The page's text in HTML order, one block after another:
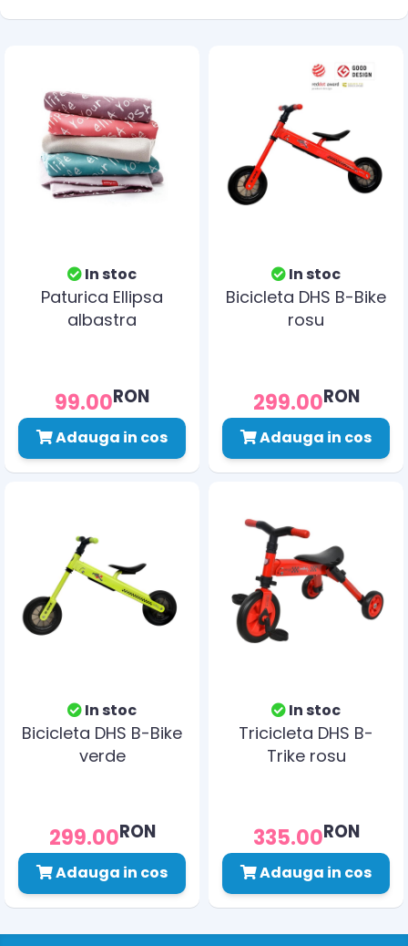
In stoc
Paturica Ellipsa
albastra
99.00RON
Adauga in cos
In stoc
Bicicleta DHS B-Bike
rosu
299.00RON
Adauga in cos
In stoc
Bicicleta DHS B-Bike
verde
299.00RON
Adauga in cos
In stoc
Tricicleta DHS B-
Trike rosu
335.00RON
Adauga in cos